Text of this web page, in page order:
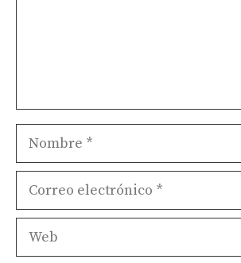
Nombre
Correo
Web